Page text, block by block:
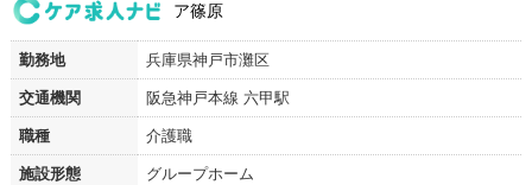
ア篠原
勤務地 兵庫県神戸市灘区
交通機関 阪急神戸本線 六甲駅
職種 介護職
施設形態 グループホーム